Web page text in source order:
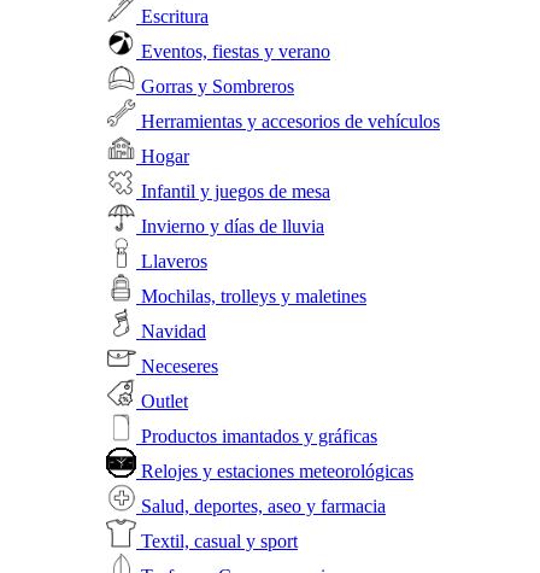
Escritura
Eventos, fiestas y verano
Gorras y Sombreros
Herramientas y accesorios de vehículos
Hogar
Infantil y juegos de mesa
Invierno y días de lluvia
Llaveros
Mochilas, trolleys y maletines
Navidad
Neceseres
Outlet
Productos imantados y gráficas
Relojes y estaciones meteorológicas
Salud, deportes, aseo y farmacia
Textil, casual y sport